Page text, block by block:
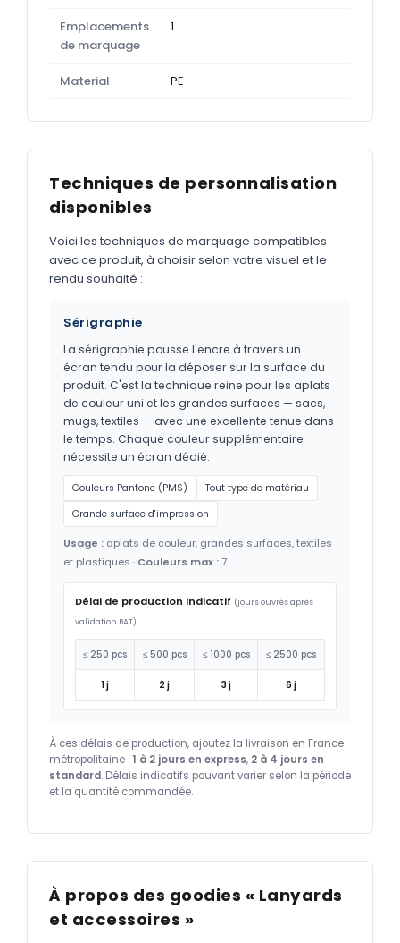
Emplacements
de marquage
1
Material PE
Techniques de personnalisation
disponibles
Voici les techniques de marquage compatibles
avec ce produit, à choisir selon votre visuel et le
rendu souhaité :
Sérigraphie
La sérigraphie pousse l'encre à travers un
écran tendu pour la déposer sur la surface du
produit. C'est la technique reine pour les aplats
de couleur uni et les grandes surfaces — sacs,
mugs, textiles — avec une excellente tenue dans
le temps. Chaque couleur supplémentaire
nécessite un écran dédié.
Couleurs Pantone (PMS)
Tout type de matériau
Grande surface d'impression
Usage : aplats de couleur, grandes surfaces, textiles
et plastiques · Couleurs max :7
Délai de production indicatif (jours ouvrés après
validation BAT)
≤ 250 pcs ≤ 500 pcs ≤ 1000 pcs ≤ 2500 pcs
1 j 2 j 3 j 6 j
À ces délais de production, ajoutez la livraison en France
métropolitaine : 1 à 2 jours en express, 2 à 4 jours en
standard. Délais indicatifs pouvant varier selon la période
et la quantité commandée.
À propos des goodies « Lanyards
et accessoires »